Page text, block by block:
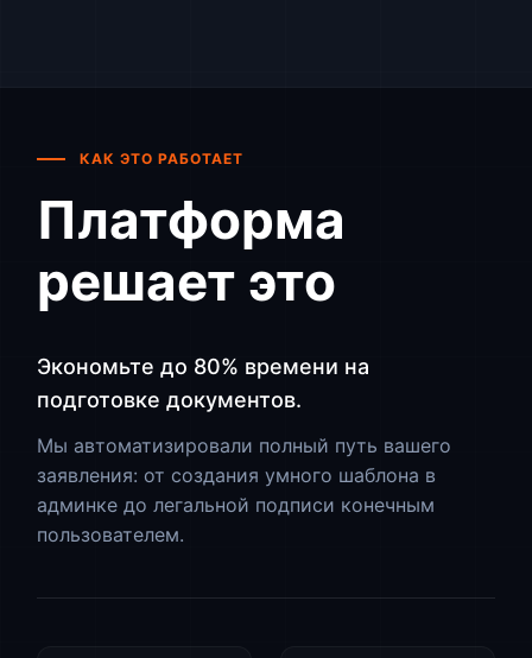
КАК ЭТО РАБОТАЕТ
Платформа
решает это
Экономьте до 80% времени на
подготовке документов.
Мы автоматизировали полный путь вашего
заявления: от создания умного шаблона в
админке до легальной подписи конечным
пользователем.